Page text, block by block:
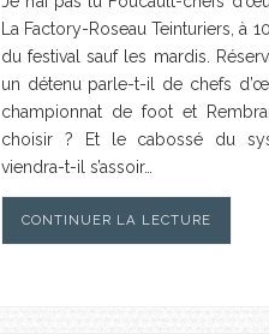
La Factory-Roseau Teinturiers, à
du festival sauf les mardis.
un détenu parle-t-il de chefs
championnat de foot et
choisir ? Et le cabossé du
viendra-t-il s’assoir…
CONTINUER LA LECTURE